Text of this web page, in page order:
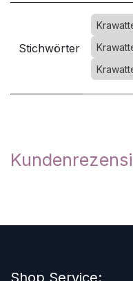
Stichwörter